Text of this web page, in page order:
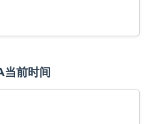
前时间